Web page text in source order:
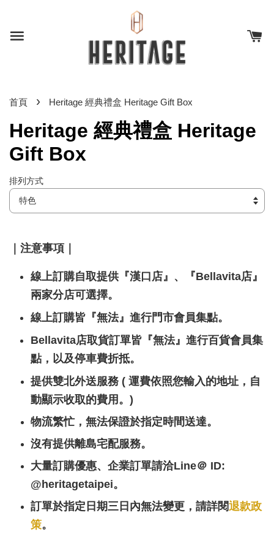
首頁 › Heritage 經典禮盒 Heritage Gift Box
Heritage 經典禮盒 Heritage
Gift Box
排列方式
注意事項
線上訂購自取提供『漢口店』 、 『Bellavita店』
兩家分店可選擇。
線上訂購皆 『無法』進行門市會員集點。
Bellavita店取貨訂單皆『無法』進行百貨會員集
點，以及停車費折抵。
提供雙北外送服務 ( 運費依照您輸入的地址，自
動顯示收取的費用。)
物流繁忙，無法保證於指定時間送達。
沒有提供離島宅配服務。
大量訂購優惠、企業訂單請洽Line＠ ID:
@heritagetaipei。
訂單於指定日期三日內無法變更，請詳閱退款政
策。